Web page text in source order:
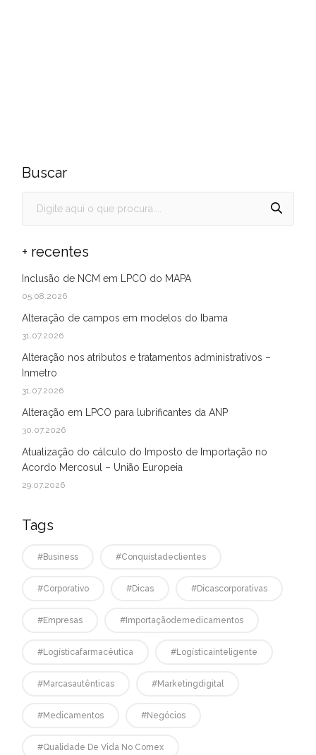
Buscar
+ recentes
Inclusão de NCM em LPCO do MAPA
05.08.2026
Alteração de campos em modelos do Ibama
31.07.2026
Alteração nos atributos e tratamentos administrativos –
Inmetro
31.07.2026
Alteração em LPCO para lubrificantes da ANP
30.07.2026
Atualização do cálculo do Imposto de Importação no
Acordo Mercosul – União Europeia
29.07.2026
Tags
#business #conquistadeclientes
#corporativo #dicas #dicascorporativas
#empresas #Importaçãodemedicamentos
#logísticafarmacêutica #logísticainteligente
#marcasautênticas #marketingdigital
#medicamentos #negócios
#qualidade De Vida No Comex